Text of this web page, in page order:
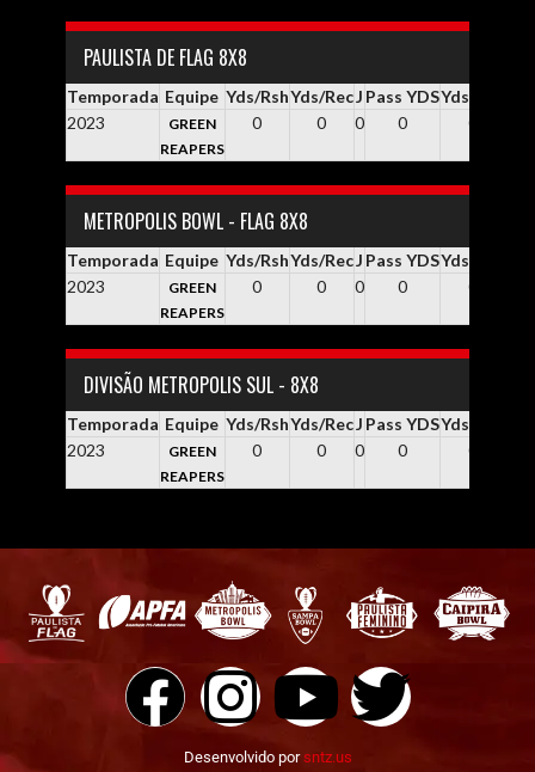
PAULISTA DE FLAG 8X8
Temporada Equipe Yds/RshYds/RecJ Pass YDSYds / Pass
2023
GREEN
REAPERS
0 0 0 0 0.0
METROPOLIS BOWL - FLAG 8X8
Temporada Equipe Yds/RshYds/RecJ Pass YDSYds / Pass
2023
GREEN
REAPERS
0 0 0 0 0.0
DIVISÃO METROPOLIS SUL - 8X8
Temporada Equipe Yds/RshYds/RecJ Pass YDSYds / Pass
2023
GREEN
REAPERS
0 0 0 0 0.0
Desenvolvido porsntz.us